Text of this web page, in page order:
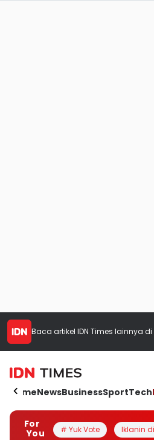
Baca artikel IDN Times lainnya di
HomeNewsBusinessSportTech
For
You
# Yuk Vote Iklanin di